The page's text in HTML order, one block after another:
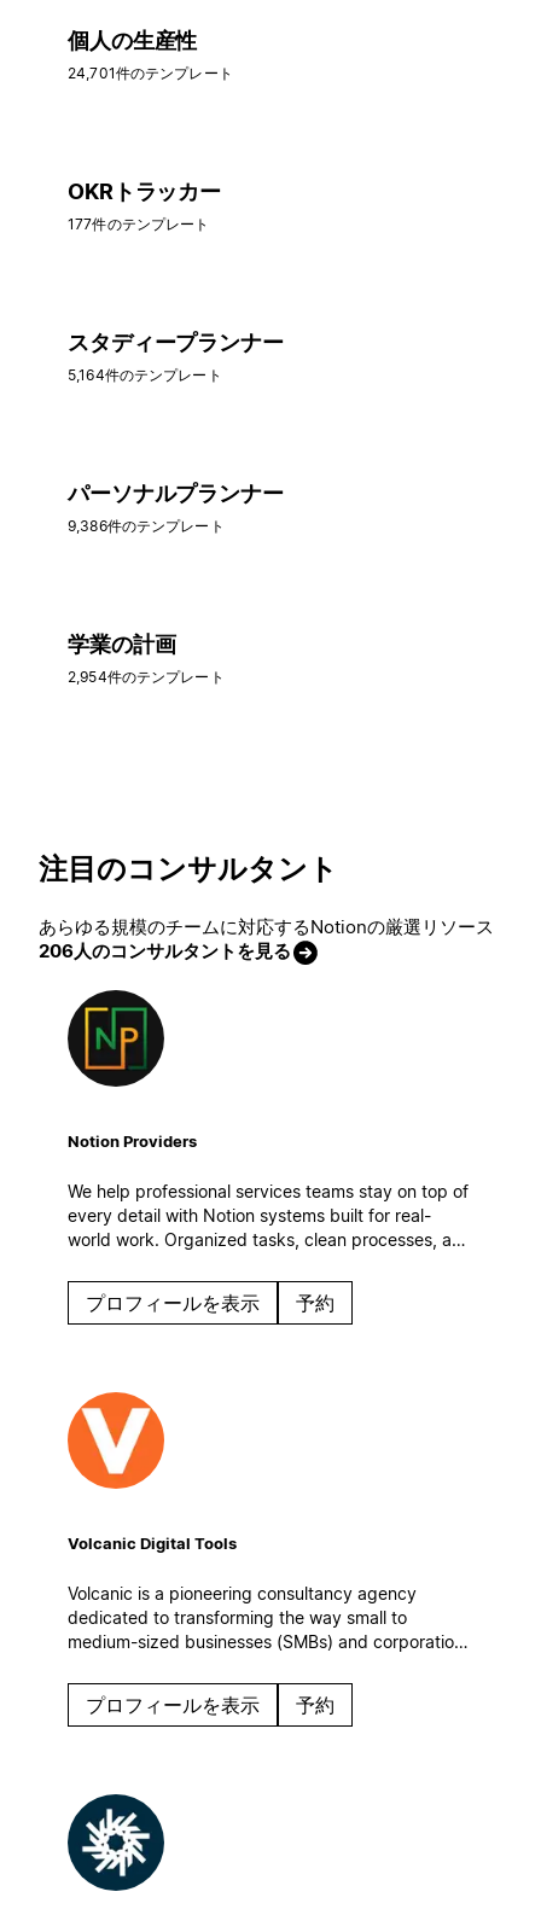
個人の生産性
24,701件のテンプレート
OKRトラッカー
177件のテンプレート
スタディープランナー
5,164件のテンプレート
パーソナルプランナー
9,386件のテンプレート
学業の計画
2,954件のテンプレート
注目のコンサルタント
あらゆる規模のチームに対応するNotionの厳選リソース
206人のコンサルタントを見る
Notion Providers
We help professional services teams stay on top of
every detail with Notion systems built for real-
world work. Organized tasks, clean processes, and
even on the busiest days.
プロフィールを表示 予約
Volcanic Digital Tools
Volcanic is a pioneering consultancy agency
dedicated to transforming the way small to
medium-sized businesses (SMBs) and corporations
and optimize their operational workflows.
プロフィールを表示 予約